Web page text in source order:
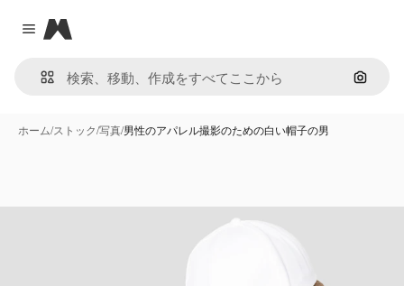
Close menu
Magnific
画像で
ホーム/ストック/写真/男性のアパレル撮影のための白い帽子の男